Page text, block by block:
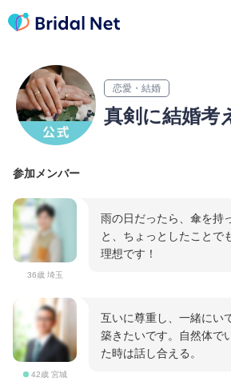
恋愛・結婚
真剣に結婚考
参加メンバー
36歳 埼玉
雨の日だったら、傘を持
と、ちょっとしたことで
理想です！
42歳 宮城
互いに尊重し、一緒にい
築きたいです。自然体で
た時は話し合える。